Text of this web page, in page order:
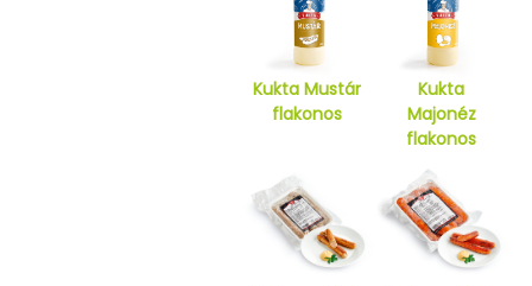
Kukta Mustár
flakonos
Kukta
Majonéz
flakonos